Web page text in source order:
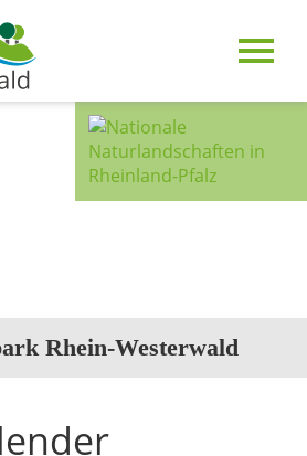
Rhein-Westerwald